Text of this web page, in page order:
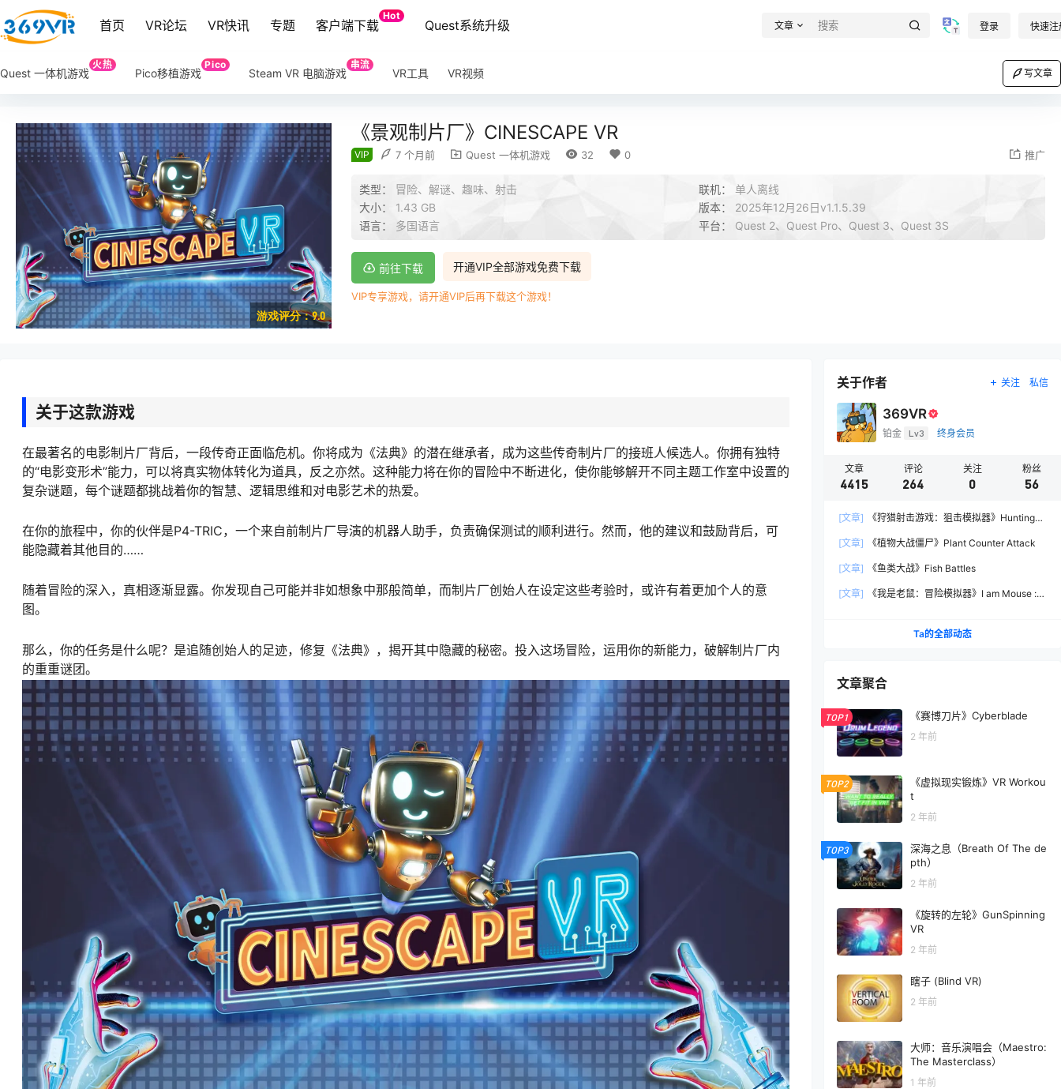
首页 VR论坛 VR快讯 专题 客户端下载
Hot
Quest系统升级 文章 登录 快速注
Quest 一体机游戏
火热
Pico移植游戏
Pico
Steam VR 电脑游戏
串流
VR工具 VR视频 写文章
游戏评分：9.0
《景观制片厂》CINESCAPE VR
VIP 7 个月前 Quest 一体机游戏 32 0 推广
类型： 冒险、解谜、趣味、射击 联机： 单人离线
大小： 1.43 GB 版本： 2025年12月26日v1.1.5.39
语言： 多国语言 平台： Quest 2、Quest Pro、Quest 3、Quest 3S
开通VIP全部游戏免费下载
前往下载
VIP专享游戏，请开通VIP后再下载这个游戏！
关于这款游戏
在最著名的电影制片厂背后，一段传奇正面临危机。你将成为《法典》的潜在继承者，成为这些传奇制片厂的接班人候选人。你拥有独特
的“电影变形术”能力，可以将真实物体转化为道具，反之亦然。这种能力将在你的冒险中不断进化，使你能够解开不同主题工作室中设置的
复杂谜题，每个谜题都挑战着你的智慧、逻辑思维和对电影艺术的热爱。
在你的旅程中，你的伙伴是P4-TRIC，一个来自前制片厂导演的机器人助手，负责确保测试的顺利进行。然而，他的建议和鼓励背后，可
能隐藏着其他目的……
随着冒险的深入，真相逐渐显露。你发现自己可能并非如想象中那般简单，而制片厂创始人在设定这些考验时，或许有着更加个人的意
图。
那么，你的任务是什么呢？是追随创始人的足迹，修复《法典》，揭开其中隐藏的秘密。投入这场冒险，运用你的新能力，破解制片厂内
的重重谜团。
关于作者 关注 私信
369VR
铂金 Lv3 终身会员
文章
4415
评论
264
关注
0
粉丝
56
[文章]
《狩猎射击游戏：狙击模拟器》Hunting
[文章]
《植物大战僵尸》Plant Counter Attack
[文章] 《鱼类大战》Fish Battles
[文章]
《我是老鼠：冒险模拟器》I am Mouse :
Ta的全部动态
文章聚合
TOP1 《赛博刀片》Cyberblade
2 年前
TOP2
《虚拟现实锻炼》VR Workou
t
2 年前
TOP3
深海之息（Breath Of The de
pth）
2 年前
《旋转的左轮》GunSpinning
VR
2 年前
瞎子 (Blind VR)
2 年前
大师：音乐演唱会（Maestro:
The Masterclass）
1 年前